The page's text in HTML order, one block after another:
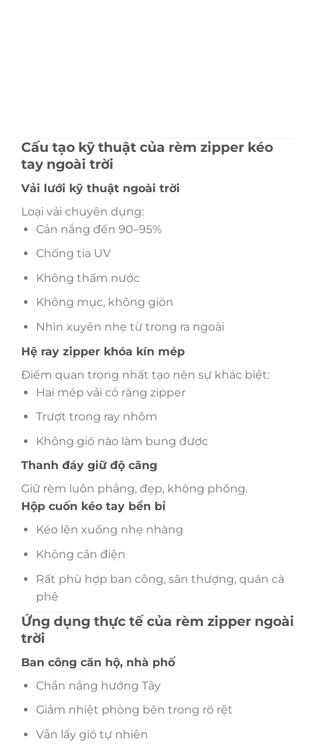
Cấu tạo kỹ thuật của rèm zipper kéo
tay ngoài trời
Vải lưới kỹ thuật ngoài trời
Loại vải chuyên dụng:
Cản nắng đến 90–95%
Chống tia UV
Không thấm nước
Không mục, không giòn
Nhìn xuyên nhẹ từ trong ra ngoài
Hệ ray zipper khóa kín mép
Điểm quan trọng nhất tạo nên sự khác biệt:
Hai mép vải có răng zipper
Trượt trong ray nhôm
Không gió nào làm bung được
Thanh đáy giữ độ căng
Giữ rèm luôn phẳng, đẹp, không phồng.
Hộp cuốn kéo tay bền bỉ
Kéo lên xuống nhẹ nhàng
Không cần điện
Rất phù hợp ban công, sân thượng, quán cà
phê
Ứng dụng thực tế của rèm zipper ngoài
trời
Ban công căn hộ, nhà phố
Chắn nắng hướng Tây
Giảm nhiệt phòng bên trong rõ rệt
Vẫn lấy gió tự nhiên